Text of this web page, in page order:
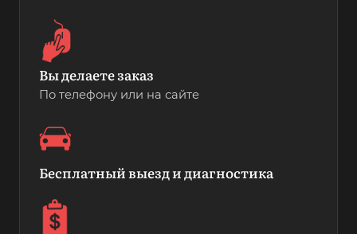
Вы делаете заказ
По телефону или на сайте
Бесплатный выезд и диагностика